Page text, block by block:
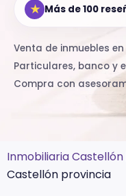
★ Más de 100
Venta de inmuebles
Particulares, banco y
Compra con
Inmobiliaria Castellón
Castellón provincia